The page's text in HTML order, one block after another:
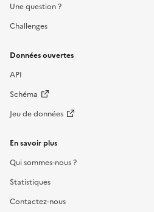
Une question ?
Challenges
Données ouvertes
API
Schéma
Jeu de données
En savoir plus
Qui sommes-nous ?
Statistiques
Contactez-nous